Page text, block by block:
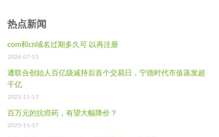
热点新闻
com和cn域名过期多久可 以再注册
2026-07-15
遭联合创始人百亿级减持后首个交易日，宁德时代市值蒸发超
千亿
2025-11-17
百万元的抗癌药，有望大幅降价？
2025-11-17